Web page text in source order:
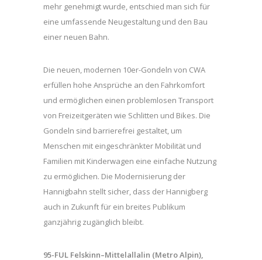
mehr genehmigt wurde, entschied man sich für
eine umfassende Neugestaltung und den Bau
einer neuen Bahn.
Die neuen, modernen 10er-Gondeln von CWA
erfüllen hohe Ansprüche an den Fahrkomfort
und ermöglichen einen problemlosen Transport
von Freizeitgeräten wie Schlitten und Bikes. Die
Gondeln sind barrierefrei gestaltet, um
Menschen mit eingeschränkter Mobilität und
Familien mit Kinderwagen eine einfache Nutzung
zu ermöglichen. Die Modernisierung der
Hannigbahn stellt sicher, dass der Hannigberg
auch in Zukunft für ein breites Publikum
ganzjährig zugänglich bleibt.
95-FUL Felskinn–Mittelallalin (Metro Alpin),